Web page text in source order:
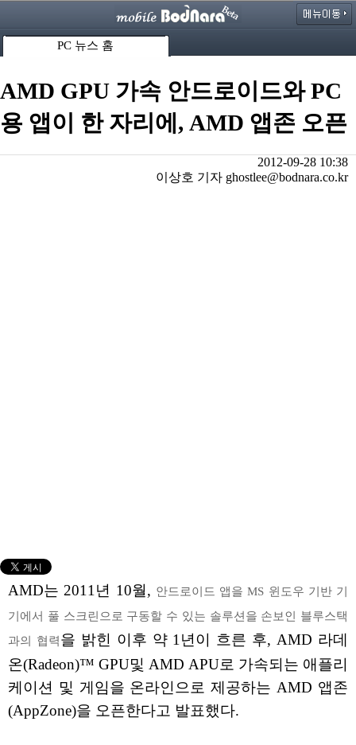
PC 뉴스 홈
AMD GPU 가속 안드로이드와 PC
용 앱이 한 자리에, AMD 앱존 오픈
2012-09-28 10:38
이상호 기자 ghostlee@bodnara.co.kr
AMD는 2011년 10월, 안드로이드 앱을 MS 윈도우 기반 기
기에서 풀 스크린으로 구동할 수 있는 솔루션을 손보인 블루스택
과의 협력을 밝힌 이후 약 1년이 흐른 후, AMD 라데
온(Radeon)™ GPU및 AMD APU로 가속되는 애플리
케이션 및 게임을 온라인으로 제공하는 AMD 앱존
(AppZone)을 오픈한다고 발표했다.